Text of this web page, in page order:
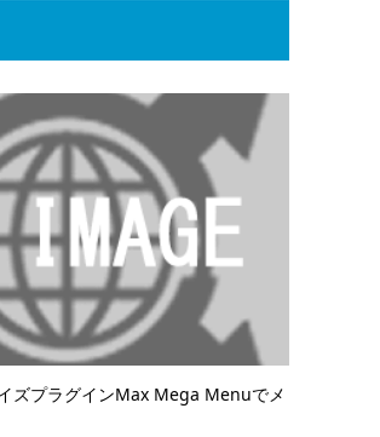
ズプラグインMax Mega Menuでメ